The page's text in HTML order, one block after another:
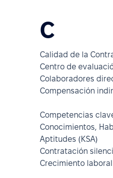
C
Calidad de la
Centro de
Colaboradores
Compensación
Competencias
Conocimientos,
Aptitudes (KSA)
Contratación
Crecimiento laboral